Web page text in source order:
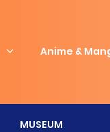
Anime &
MUSEUM